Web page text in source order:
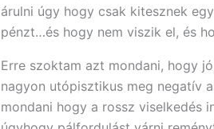
árulni úgy hogy csak kitesznek
pénzt…és hogy nem viszik el, és
Erre szoktam azt mondani, hogy
nagyon utópisztikus meg negatív
mondani hogy a rossz viselkedés